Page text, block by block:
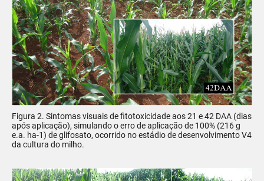
Figura 2. Sintomas visuais de fitotoxicidade aos 21 e 42 DAA (dias
após aplicação), simulando o erro de aplicação de 100% (216 g
e.a. ha-1) de glifosato, ocorrido no estádio de desenvolvimento V4
da cultura do milho.